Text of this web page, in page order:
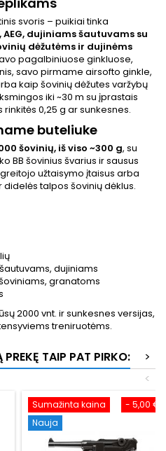
svoris – puikiai tinka
dujiniams šautuvams su
dėžutėms ir dujinėms
pagalbiniuose ginkluose,
savo pirmame airsofto ginkle,
kaip šovinių dėžutes varžybų
iki ~30 m su įprastais
0,25 g ar sunkesnes.
buteliuke
šovinių, iš viso ~300 g, su
BB šovinius švarius ir sausus
užtaisymo įtaisus arba
talpos šovinių dėklus.
dujiniams
granatoms
2000 vnt. ir sunkesnes versijas,
treniruotėms.
PREKĘ TAIP PAT PIRKO:
>
<
- 5,00 €
Sumažinta kaina
Nauja